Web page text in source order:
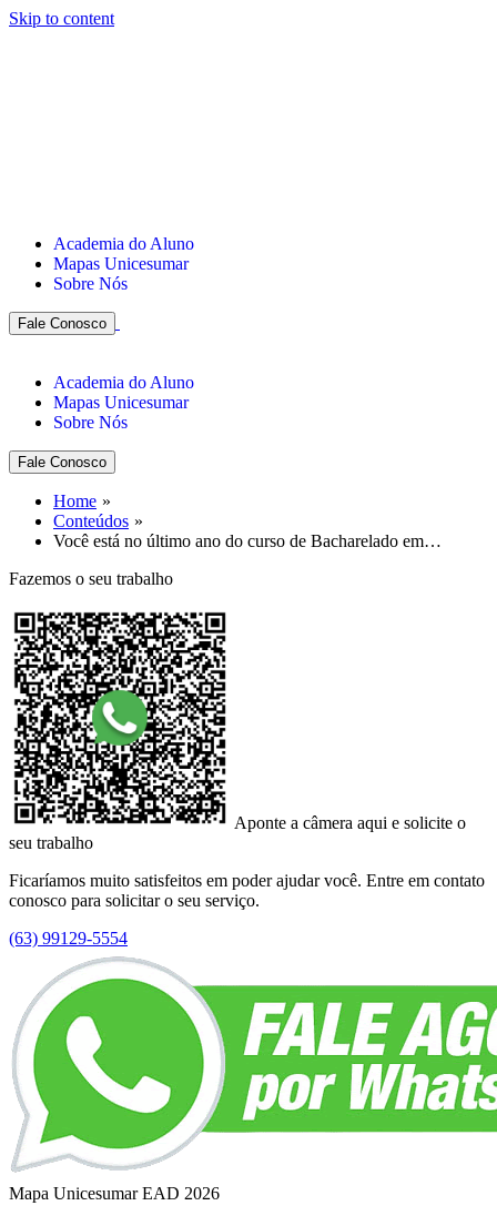
Skip to content
Academia do Aluno
Mapas Unicesumar
Sobre Nós
Fale Conosco
Academia do Aluno
Mapas Unicesumar
Sobre Nós
Fale Conosco
Home
Conteúdos
Você está no último ano do curso de Bacharelado em…
Fazemos o seu trabalho
Aponte a câmera aqui e solicite o
seu trabalho
Ficaríamos muito satisfeitos em poder ajudar você. Entre em contato
conosco para solicitar o seu serviço.
(63) 99129-5554
Mapa Unicesumar EAD 2026